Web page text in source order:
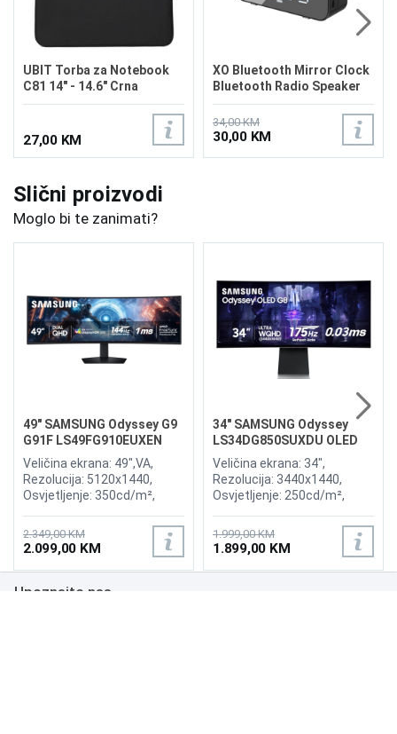
UBIT Torba za Notebook
C81 14" - 14.6" Crna
27,00 KM
XO Bluetooth Mirror Clock
Bluetooth Radio Speaker
F41
34,00 KM
30,00 KM
Slični proizvodi
Moglo bi te zanimati?
49" SAMSUNG Odyssey G9
G91F LS49FG910EUXEN
144Hz Gaming Curved
Display
Veličina ekrana: 49",VA,
Rezolucija: 5120x1440,
Osvjetljenje: 350cd/m²,
Osvježenje: 144Hz, AMD
FreeSync Premium Pro,
Priključci: 2xHDMI 2.1,
DisplayPort, 2xUSB 3.2, USB-
B
2.349,00 KM
2.099,00 KM
34" SAMSUNG Odyssey
LS34DG850SUXDU OLED
G8 175Hz Gaming Curved
Display
Veličina ekrana: 34",
Rezolucija: 3440x1440,
Osvjetljenje: 250cd/m²,
Osvježenje: 175Hz, AMD
FreeSync Premium,
Wireless LAN, Bluetooth ,
Priključci: 2xHDMI,
1.999,00 KM
1.899,00 KM
Upoznajte nas